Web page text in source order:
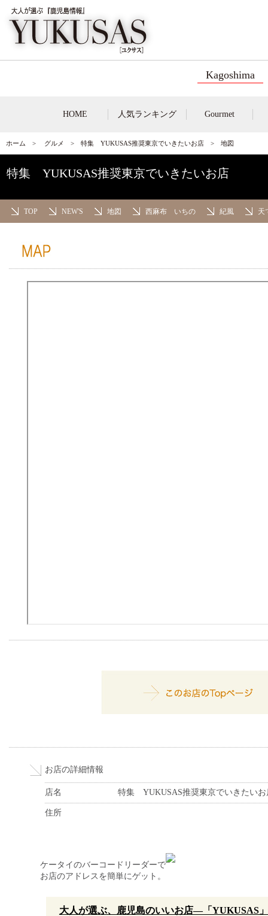
Kagoshima
HOME 人気ランキング Gourmet
ホーム > グルメ > 特集 YUKUSAS推奨東京でいきたいお店 > 地図
特集 YUKUSAS推奨東京でいきたいお店
TOP NEW'S 地図 西麻布 いちの 紀風 天
お店の詳細情報
店名 特集 YUKUSAS推奨東京でいきたいお
住所
ケータイのバーコードリーダーで
お店のアドレスを簡単にゲット。
大人が選ぶ、鹿児島のいいお店—「YUKUSAS